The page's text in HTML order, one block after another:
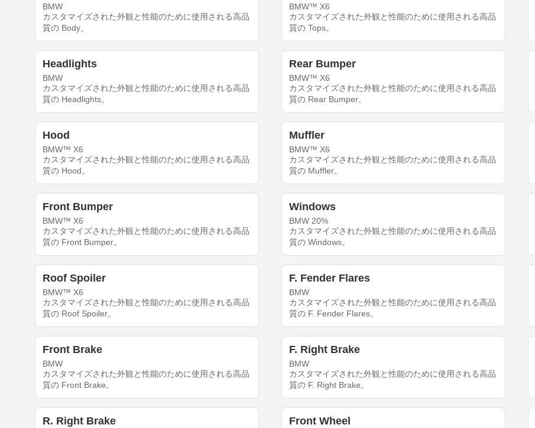
BMW
カスタマイズされた外観と性能のために使用される高品
質の Body。
BMW™ X6
カスタマイズされた外観と性能のために使用される高品
質の Tops。
Headlights
BMW
カスタマイズされた外観と性能のために使用される高品
質の Headlights。
Rear Bumper
BMW™ X6
カスタマイズされた外観と性能のために使用される高品
質の Rear Bumper。
Hood
BMW™ X6
カスタマイズされた外観と性能のために使用される高品
質の Hood。
Muffler
BMW™ X6
カスタマイズされた外観と性能のために使用される高品
質の Muffler。
Front Bumper
BMW™ X6
カスタマイズされた外観と性能のために使用される高品
質の Front Bumper。
Windows
BMW 20%
カスタマイズされた外観と性能のために使用される高品
質の Windows。
Roof Spoiler
BMW™ X6
カスタマイズされた外観と性能のために使用される高品
質の Roof Spoiler。
F. Fender Flares
BMW
カスタマイズされた外観と性能のために使用される高品
質の F. Fender Flares。
Front Brake
BMW
カスタマイズされた外観と性能のために使用される高品
質の Front Brake。
F. Right Brake
BMW
カスタマイズされた外観と性能のために使用される高品
質の F. Right Brake。
R. Right Brake Front Wheel